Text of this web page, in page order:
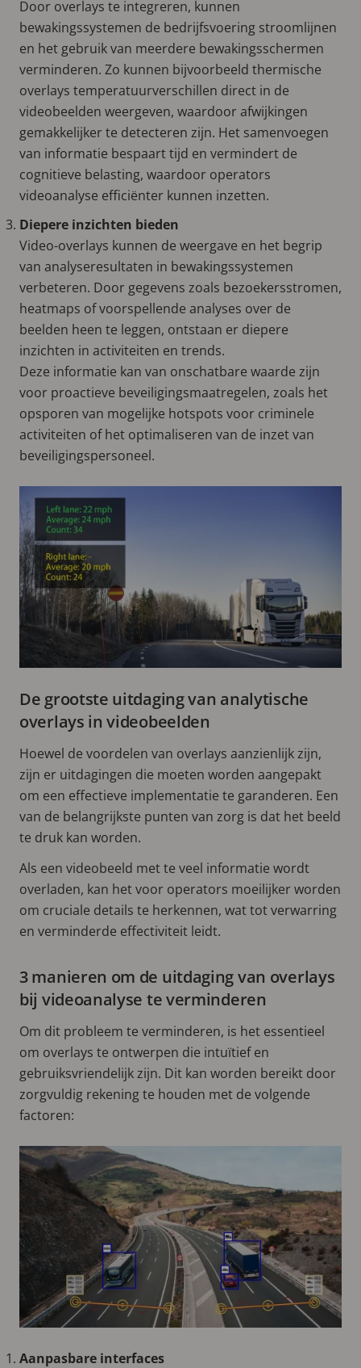
Door overlays te integreren, kunnen
bewakingssystemen de bedrijfsvoering stroomlijnen
en het gebruik van meerdere bewakingsschermen
verminderen. Zo kunnen bijvoorbeeld thermische
overlays temperatuurverschillen direct in de
videobeelden weergeven, waardoor afwijkingen
gemakkelijker te detecteren zijn. Het samenvoegen
van informatie bespaart tijd en vermindert de
cognitieve belasting, waardoor operators
videoanalyse efficiënter kunnen inzetten.
Diepere inzichten bieden
Video-overlays kunnen de weergave en het begrip
van analyseresultaten in bewakingssystemen
verbeteren. Door gegevens zoals bezoekersstromen,
heatmaps of voorspellende analyses over de
beelden heen te leggen, ontstaan er diepere
inzichten in activiteiten en trends.
Deze informatie kan van onschatbare waarde zijn
voor proactieve beveiligingsmaatregelen, zoals het
opsporen van mogelijke hotspots voor criminele
activiteiten of het optimaliseren van de inzet van
beveiligingspersoneel.
De grootste uitdaging van analytische
overlays in videobeelden
Hoewel de voordelen van overlays aanzienlijk zijn,
zijn er uitdagingen die moeten worden aangepakt
om een effectieve implementatie te garanderen. Een
van de belangrijkste punten van zorg is dat het beeld
te druk kan worden.
Als een videobeeld met te veel informatie wordt
overladen, kan het voor operators moeilijker worden
om cruciale details te herkennen, wat tot verwarring
en verminderde effectiviteit leidt.
3 manieren om de uitdaging van overlays
bij videoanalyse te verminderen
Om dit probleem te verminderen, is het essentieel
om overlays te ontwerpen die intuïtief en
gebruiksvriendelijk zijn. Dit kan worden bereikt door
zorgvuldig rekening te houden met de volgende
factoren:
Aanpasbare interfaces